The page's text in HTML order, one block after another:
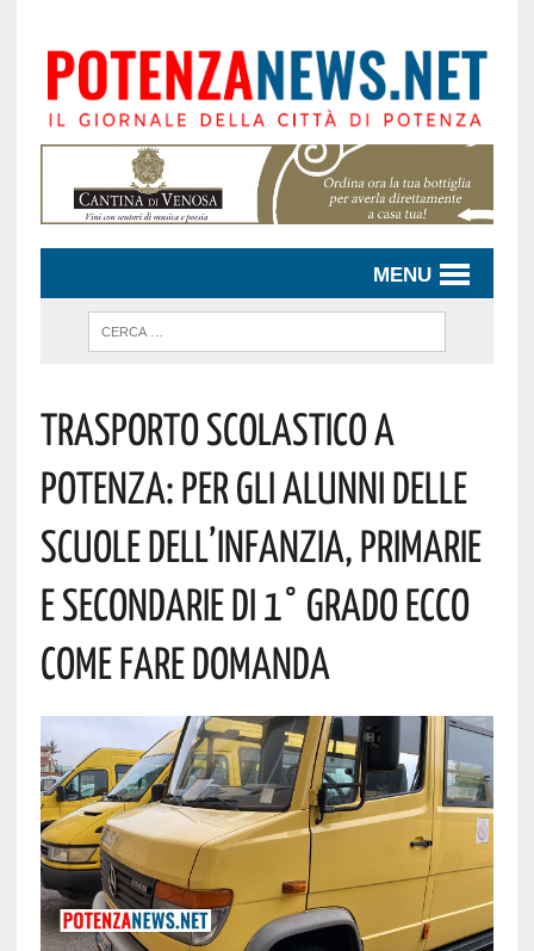
MENU
Trasporto Scolastico A
Potenza: Per Gli Alunni Delle
Scuole Dell’Infanzia, Primarie
E Secondarie Di 1° Grado Ecco
Come Fare Domanda